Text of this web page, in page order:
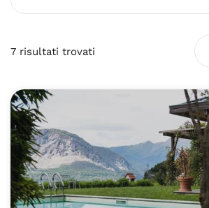
7 risultati trovati